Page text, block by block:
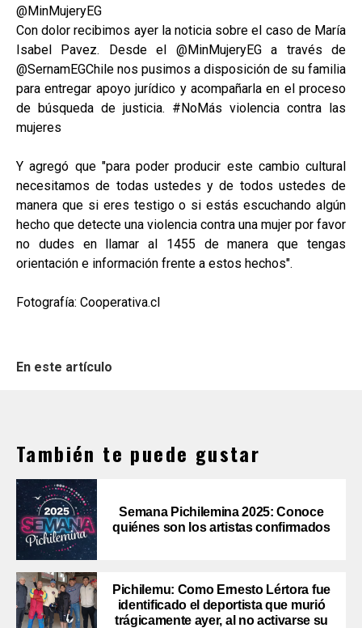
@MinMujeryEG
Con dolor recibimos ayer la noticia sobre el caso de María
Isabel Pavez. Desde el @MinMujeryEG a través de
@SernamEGChile nos pusimos a disposición de su familia
para entregar apoyo jurídico y acompañarla en el proceso
de búsqueda de justicia. #NoMás violencia contra las
mujeres
Y agregó que "para poder producir este cambio cultural
necesitamos de todas ustedes y de todos ustedes de
manera que si eres testigo o si estás escuchando algún
hecho que detecte una violencia contra una mujer por favor
no dudes en llamar al 1455 de manera que tengas
orientación e información frente a estos hechos".
Fotografía: Cooperativa.cl
En este artículo
También te puede gustar
Semana Pichilemina 2025: Conoce
quiénes son los artistas confirmados
Pichilemu: Como Ernesto Lértora fue
identificado el deportista que murió
trágicamente ayer, al no activarse su